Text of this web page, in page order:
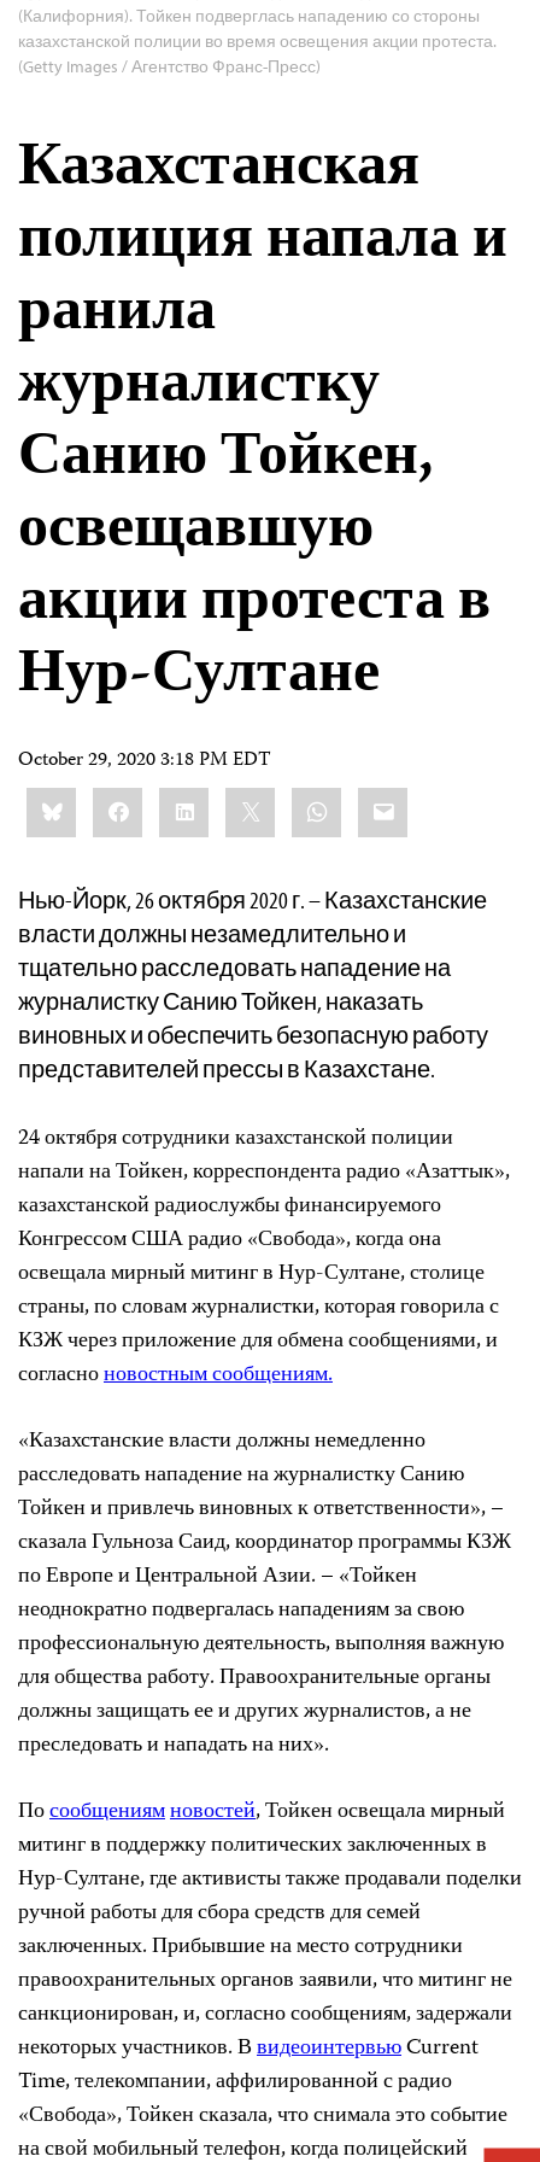
(Калифорния). Тойкен подверглась нападению со стороны
казахстанской полиции во время освещения акции протеста.
(Getty Images / Агентство Франс-Пресс)
Казахстанская
полиция напала и
ранила
журналистку
Санию Тойкен,
освещавшую
акции протеста в
Нур-Султане
October 29, 2020 3:18 PM EDT
Share
this:BlueskyFacebookLinkedIn WhatsApp
Email
Нью-Йорк, 26 октября 2020 г. – Казахстанские
власти должны незамедлительно и
тщательно расследовать нападение на
журналистку Санию Тойкен, наказать
виновных и обеспечить безопасную работу
представителей прессы в Казахстане.
24 октября сотрудники казахстанской полиции
напали на Тойкен, корреспондента радио «Азаттык»,
казахстанской радиослужбы финансируемого
Конгрессом США радио «Свобода», когда она
освещала мирный митинг в Нур-Султане, столице
страны, по словам журналистки, которая говорила с
КЗЖ через приложение для обмена сообщениями, и
согласноновостным сообщениям.
«Казахстанские власти должны немедленно
расследовать нападение на журналистку Санию
Тойкен и привлечь виновных к ответственности», –
сказала Гульноза Саид, координатор программы КЗЖ
по Европе и Центральной Азии. – «Тойкен
неоднократно подвергалась нападениям за свою
профессиональную деятельность, выполняя важную
для общества работу. Правоохранительные органы
должны защищать ее и других журналистов, а не
преследовать и нападать на них».
Посообщениямновостей, Тойкен освещала мирный
митинг в поддержку политических заключенных в
Нур-Султане, где активисты также продавали поделки
ручной работы для сбора средств для семей
заключенных. Прибывшие на место сотрудники
правоохранительных органов заявили, что митинг не
санкционирован, и, согласно сообщениям, задержали
некоторых участников. ВвидеоинтервьюCurrent
Time, телекомпании, аффилированной с радио
«Свобода», Тойкен сказала, что снимала это событие
на свой мобильный телефон, когда полицейский